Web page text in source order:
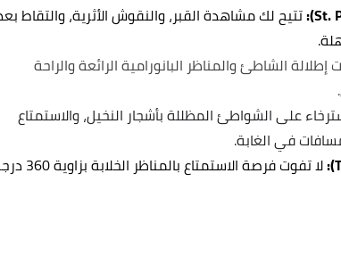
تتيح لك مشاهدة القبر، والنقوش الأثرية، والتقاط
إطلالة الشاطئ والمناظر البانورامية الرائعة والراحة
على الشواطئ المظللة بأشجار النخيل، والاستمتاع
في الغابة.
لا تفوت فرصة